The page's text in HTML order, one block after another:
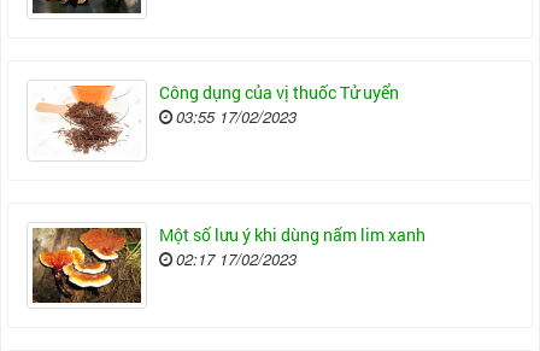
Công dụng của vị thuốc Tử uyển
03:55 17/02/2023
Một số lưu ý khi dùng nấm lim xanh
02:17 17/02/2023